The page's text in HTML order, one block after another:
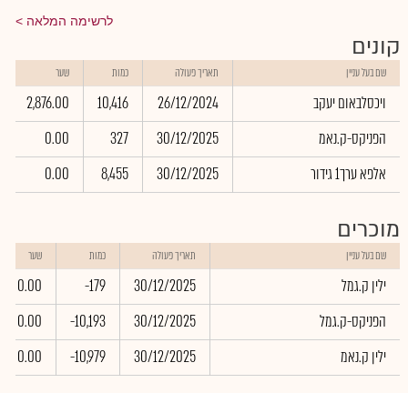
לרשימה המלאה
קונים
שם בעל עניין תאריך פעולה כמות שער
ויכסלבאום יעקב 26/12/2024
10,416
2,876.00
הפניקס-ק.נאמ
30/12/2025
327
0.00
אלפא ערך1 גידור
30/12/2025
8,455
0.00
מוכרים
שם בעל עניין תאריך פעולה כמות שער
ילין ק.גמל 30/12/2025
-179
0.00
הפניקס-ק.גמל
30/12/2025
-10,193
0.00
ילין ק.נאמ
30/12/2025
-10,979
0.00